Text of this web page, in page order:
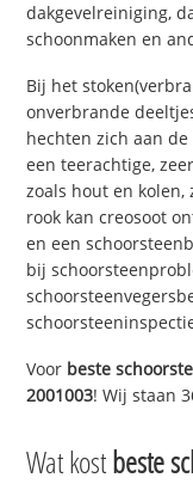
dakgevelreiniging,
schoonmaken en
Bij het
onverbrande
hechten zich aan
een teerachtige,
zoals hout en
rook kan creosoot
en een
bij
Voor beste
2001003! Wij staan
Wat kostbeste